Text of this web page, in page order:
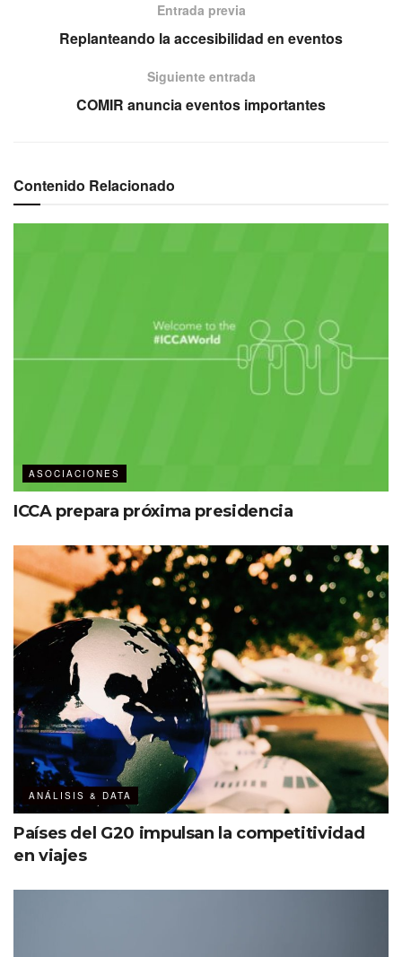
Alfonso Ibarra, Bernardo Santillana y Salvador de Anda,
Viaducto Aeropuerto—. Aseguraron que “este congreso
reunió a tres capítulos de MPI bajo un mismo lema:
México”.
200 asistentes
5 conferencias
3 paneles de discusión
5 TED Talks
2 destinos nacionales (Oaxaca e Ixtapa)
2 destinos internacionales (Colombia y Washington
D.C.)
Entrada previa
Replanteando la accesibilidad en eventos
Siguiente entrada
COMIR anuncia eventos importantes
Contenido Relacionado
ASOCIACIONES
ICCA prepara próxima presidencia
ANÁLISIS & DATA
Países del G20 impulsan la competitividad
en viajes